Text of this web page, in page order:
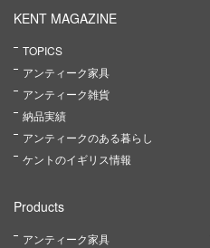
KENT MAGAZINE
TOPICS
アンティーク家具
アンティーク雑貨
納品実績
アンティークのある暮らし
ケントのイギリス情報
Products
アンティーク家具